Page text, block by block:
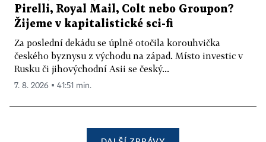
Pirelli, Royal Mail, Colt nebo Groupon?
Žijeme v kapitalistické sci-fi
Za poslední dekádu se úplně otočila korouhvička
českého byznysu z východu na západ. Místo investic v
Rusku či jihovýchodní Asii se český...
7. 8. 2026 ▪ 41:51 min.